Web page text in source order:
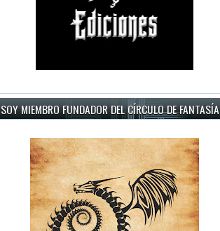
SOY MIEMBRO FUNDADOR DEL CÍRCULO DE FANTASÍA